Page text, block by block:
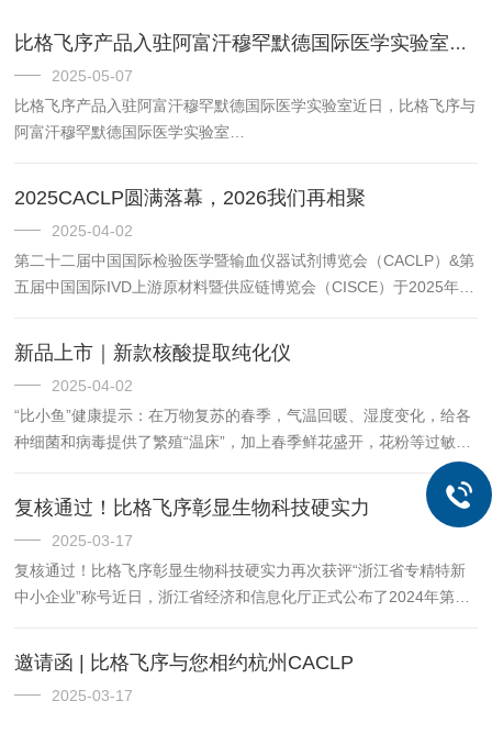
比格飞序产品入驻阿富汗穆罕默德国际医学实验室，助力区域医疗水平升级
2025-05-07
比格飞序产品入驻阿富汗穆罕默德国际医学实验室近日，比格飞序与
阿富汗穆罕默德国际医学实验室
序首批医学检测仪器及配套系统成功入驻该实验室。此次合作将显著
2025CACLP圆满落幕，2026我们再相聚
2025-04-02
第二十二届中国国际检验医学暨输血仪器试剂博览会（CACLP）&第
五届中国国际IVD上游原材料暨供应链博览会（CISCE）于2025年3
帜性博览会，集展览展示、学术交流、品牌...
新品上市｜新款核酸提取纯化仪
2025-04-02
“比小鱼”健康提示：在万物复苏的春季，气温回暖、湿度变化，给各
种细菌和病毒提供了繁殖“温床”，加上春季鲜花盛开，花粉等过敏原
增多，更是让呼吸道疾病的患者数量变多，总的来说，普通感冒、流
感，过敏性鼻炎是春季最常见的呼吸道疾病，但它们的症状稍有...
复核通过！比格飞序彰显生物科技硬实力
2025-03-17
复核通过！比格飞序彰显生物科技硬实力再次获评“浙江省专精特新
中小企业”称号​近日，浙江省经济和信息化厅正式公布了2024年第二
有限公司凭借其卓越的技术创新能力、专业化发展水平及行...
邀请函 | 比格飞序与您相约杭州CACLP
2025-03-17